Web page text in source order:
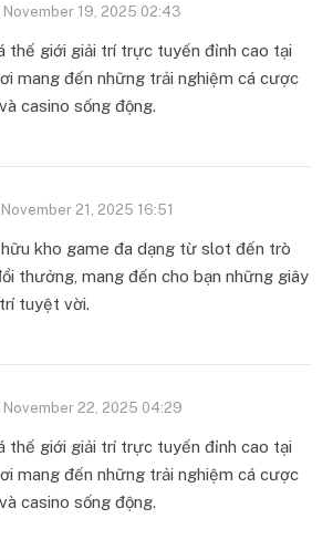
November 19, 2025 02:43
thế giới giải trí trực tuyến đỉnh cao tại
mang đến những trải nghiệm cá cược
casino sống động.
November 21, 2025 16:51
kho game đa dạng từ slot đến trò
thưởng, mang đến cho bạn những giây
tuyệt vời.
November 22, 2025 04:29
thế giới giải trí trực tuyến đỉnh cao tại
mang đến những trải nghiệm cá cược
casino sống động.